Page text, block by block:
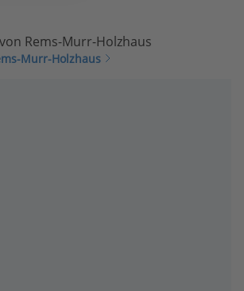
Rems-Murr-Holzhaus
Murr-Holzhaus